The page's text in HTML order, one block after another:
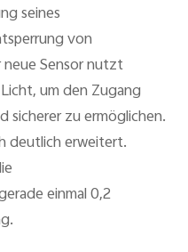
seines
von
Sensor nutzt
um den Zugang
sicherer zu ermöglichen.
deutlich erweitert.
einmal 0,2